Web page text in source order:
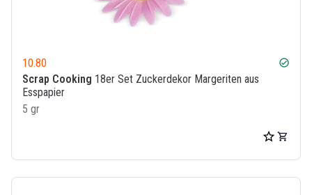
10.80 check_circle
Scrap Cooking 18er Set Zuckerdekor Margeriten aus
Esspapier
5 gr